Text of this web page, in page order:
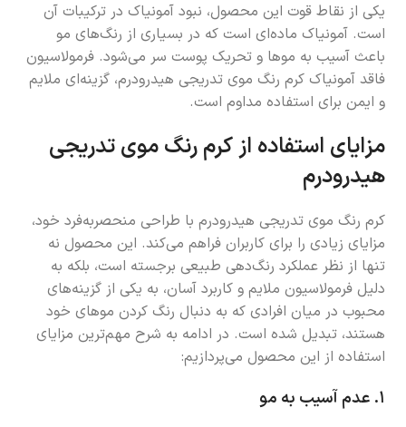
یکی از نقاط قوت این محصول، نبود آمونیاک در ترکیبات آن
است. آمونیاک ماده‌ای است که در بسیاری از رنگ‌های مو
باعث آسیب به موها و تحریک پوست سر می‌شود. فرمولاسیون
فاقد آمونیاک کرم رنگ موی تدریجی هیدرودرم، گزینه‌ای ملایم
و ایمن برای استفاده مداوم است.
مزایای استفاده از کرم رنگ موی تدریجی
هیدرودرم
کرم رنگ موی تدریجی هیدرودرم با طراحی منحصربه‌فرد خود،
مزایای زیادی را برای کاربران فراهم می‌کند. این محصول نه
تنها از نظر عملکرد رنگ‌دهی طبیعی برجسته است، بلکه به
دلیل فرمولاسیون ملایم و کاربرد آسان، به یکی از گزینه‌های
محبوب در میان افرادی که به دنبال رنگ کردن موهای خود
هستند، تبدیل شده است. در ادامه به شرح مهم‌ترین مزایای
استفاده از این محصول می‌پردازیم:
۱. عدم آسیب به مو